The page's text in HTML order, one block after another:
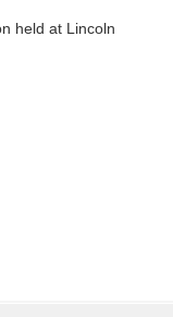
held at Lincoln